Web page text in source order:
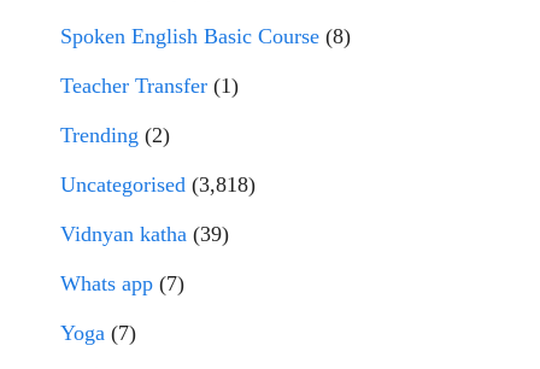
Spoken English Basic Course (8)
Teacher Transfer (1)
Trending (2)
Uncategorised (3,818)
Vidnyan katha (39)
Whats app (7)
Yoga (7)